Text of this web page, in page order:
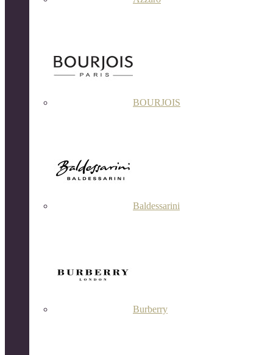
BOURJOIS
Baldessarini
Burberry